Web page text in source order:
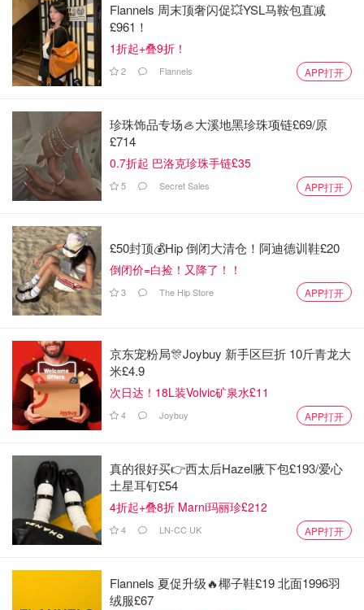
Flannels 周末顶奢闪促💥YSL马鞍包直减
£961！
1折起+叠9折！
2 Flannels APP打开
珍珠饰品专场🦪大溪地黑珍珠项链£69/原
£714
0.7折起 巴洛克珍珠手链£35
5 Secret Sales APP打开
£50封顶💰Hip 倒闭大清仓！阿迪德训鞋£20
倒闭价=白捡！又降了！！
3 The Hip Store APP打开
京东宠粉局🎊Joybuy 新手区巨折 10斤青龙大
米£4.9
次日达！18L装Volvic矿泉水£11
4 Joybuy APP打开
真的很好买👉西太后Hazel腋下包£193/爱心
土星耳钉£54
4折起+叠8折 Marni玛丽珍£212
4 LN-CC UK APP打开
Flannels 夏促升级🔥椰子鞋£19 北面1996羽
绒服£67